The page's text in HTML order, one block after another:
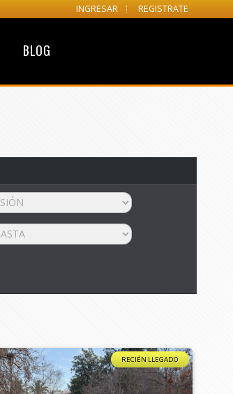
INGRESAR REGISTRATE
BLOG
RECIÉN LLEGADO